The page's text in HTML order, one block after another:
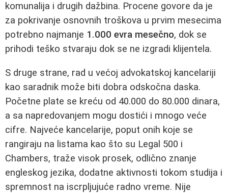
komunalija i drugih dažbina. Procene govore da je
za pokrivanje osnovnih troškova u prvim mesecima
potrebno najmanje 1.000 evra mesečno, dok se
prihodi teško stvaraju dok se ne izgradi klijentela.
S druge strane, rad u većoj advokatskoj kancelariji
kao saradnik može biti dobra odskočna daska.
Početne plate se kreću od 40.000 do 80.000 dinara,
a sa napredovanjem mogu dostići i mnogo veće
cifre. Najveće kancelarije, poput onih koje se
rangiraju na listama kao što su Legal 500 i
Chambers, traže visok prosek, odlično znanje
engleskog jezika, dodatne aktivnosti tokom studija i
spremnost na iscrpljujuće radno vreme. Nije